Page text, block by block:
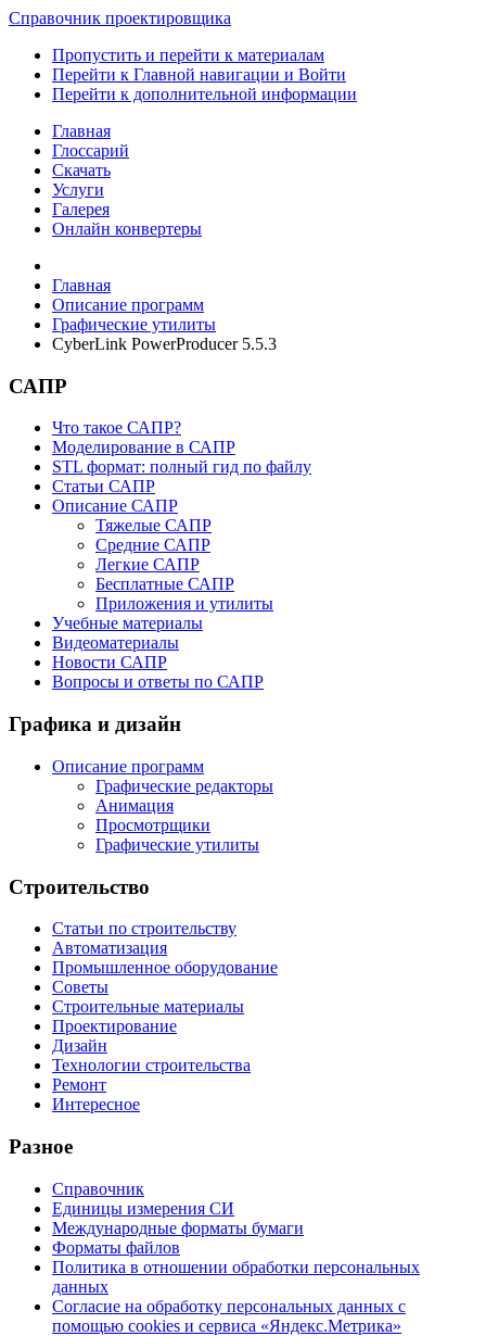
Справочник проектировщика
Пропустить и перейти к материалам
Перейти к Главной навигации и Войти
Перейти к дополнительной информации
Главная
Глоссарий
Скачать
Услуги
Галерея
Онлайн конвертеры
Главная
Описание программ
Графические утилиты
CyberLink PowerProducer 5.5.3
САПР
Что такое САПР?
Моделирование в САПР
STL формат: полный гид по файлу
Статьи САПР
Описание САПР
Тяжелые САПР
Средние САПР
Легкие САПР
Бесплатные САПР
Приложения и утилиты
Учебные материалы
Видеоматериалы
Новости САПР
Вопросы и ответы по САПР
Графика и дизайн
Описание программ
Графические редакторы
Анимация
Просмотрщики
Графические утилиты
Строительство
Статьи по строительству
Автоматизация
Промышленное оборудование
Советы
Строительные материалы
Проектирование
Дизайн
Технологии строительства
Ремонт
Интересное
Разное
Справочник
Единицы измерения СИ
Международные форматы бумаги
Форматы файлов
Политика в отношении обработки персональных
данных
Согласие на обработку персональных данных с
помощью cookies и сервиса «Яндекс.Метрика»